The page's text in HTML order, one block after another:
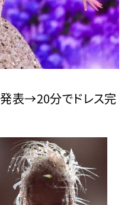
表→20分でドレス完